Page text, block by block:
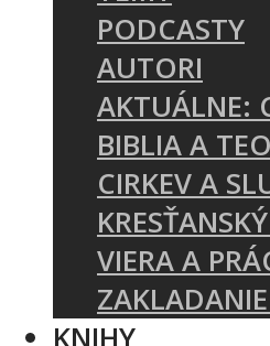
PODCASTY
AUTORI
AKTUÁLNE:
BIBLIA A
CIRKEV A
VIERA A
KNIHY